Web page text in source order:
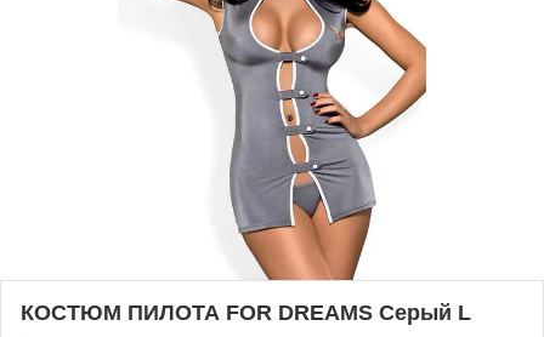
КОСТЮМ ПИЛОТА FOR DREAMS Серый L